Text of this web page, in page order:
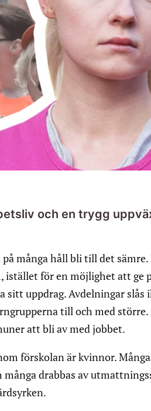
och en trygg
många håll bli till det sämre.
istället för en möjlighet att ge
uppdrag. Avdelningar slås
till och med
att bli av med jobbet.
förskolan är kvinnor.
drabbas av